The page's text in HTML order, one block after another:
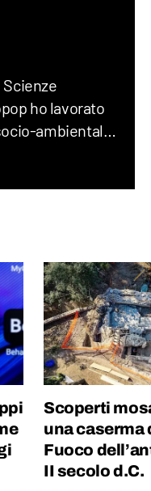
Scienze
ho lavorato
ambientali,
insegnato
Piero Angela e
Scoperti
una caserma
Fuoco
II secolo d.C.